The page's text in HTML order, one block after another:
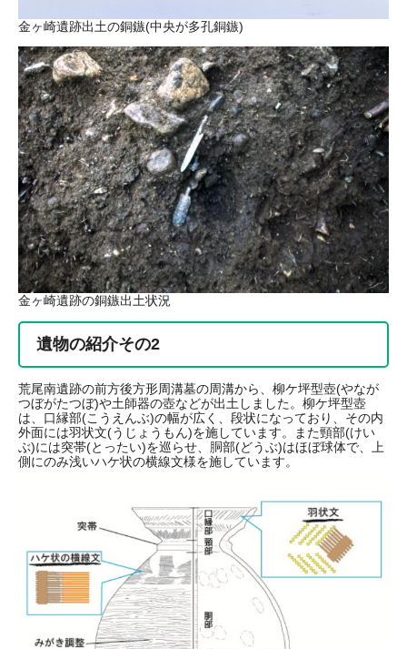
金ヶ崎遺跡出土の銅鏃(中央が多孔銅鏃)
金ヶ崎遺跡の銅鏃出土状況
遺物の紹介その2
荒尾南遺跡の前方後方形周溝墓の周溝から、柳ケ坪型壺(やなが
つぼがたつぼ)や土師器の壺などが出土しました。柳ケ坪型壺
は、口縁部(こうえんぶ)の幅が広く、段状になっており、その内
外面には羽状文(うじょうもん)を施しています。また頸部(けい
ぶ)には突帯(とったい)を巡らせ、胴部(どうぶ)はほぼ球体で、上
側にのみ浅いハケ状の横線文様を施しています。